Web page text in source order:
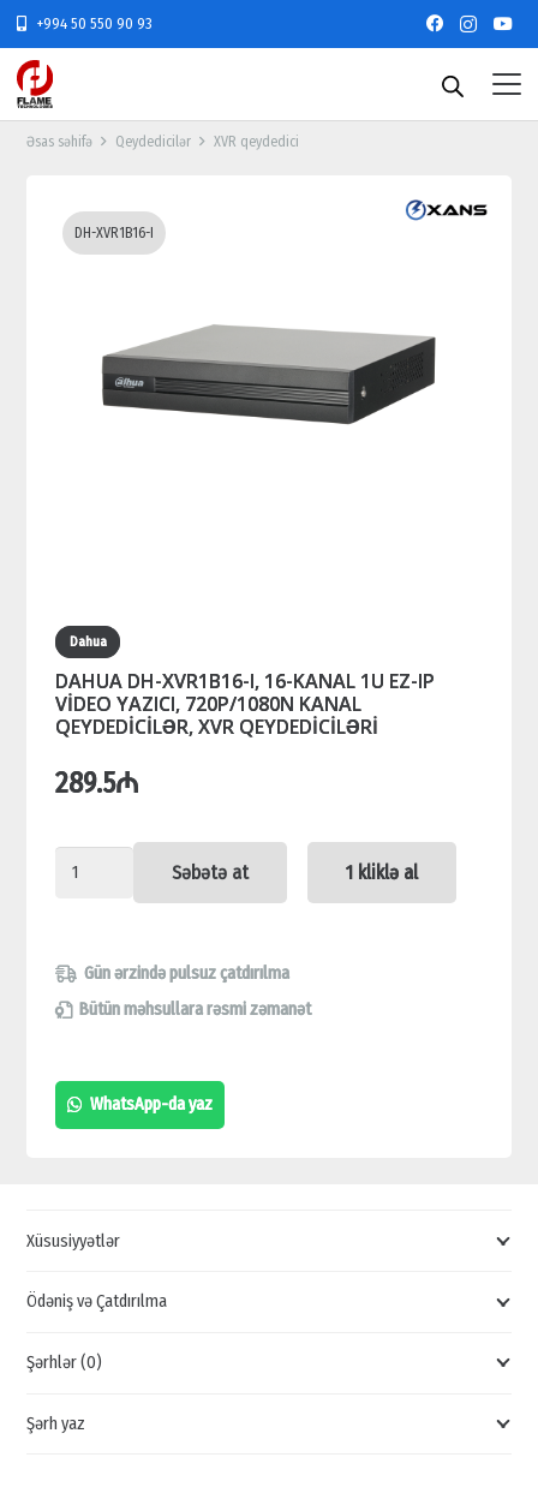
+994 50 550 90 93
Əsas səhifə Qeydedicilər XVR qeydedici
DH-XVR1B16-I
Dahua
DAHUA DH-XVR1B16-I, 16-KANAL 1U EZ-IP
VİDEO YAZICI, 720P/1080N KANAL
QEYDEDİCİLƏR, XVR QEYDEDİCİLƏRİ
289.5₼
DAHUA
I,
16-
1U
EZ-
KANAL
XVR
quantity
Səbətə at 1 kliklə al
Gün ərzində pulsuz çatdırılma
Bütün məhsullara rəsmi zəmanət
WhatsApp-da yaz
Xüsusiyyətlər
Ödəniş və Çatdırılma
Şərhlər (0)
Şərh yaz